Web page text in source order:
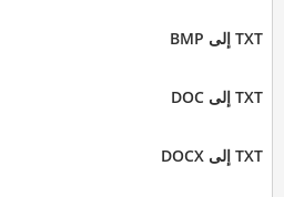
TXT إلى BMP
TXT إلى DOC
TXT إلى DOCX